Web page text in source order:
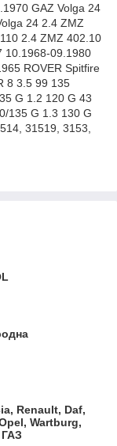
GAZ Volga 24
24 2.4 ZMZ
2.4 ZMZ 402.10
10.1968-09.1980
ROVER Spitfire
8 3.5 99 135
G 1.2 120 G 43
135 G 1.3 130 G
31519, 3153,
Renault, Daf,
Wartburg,